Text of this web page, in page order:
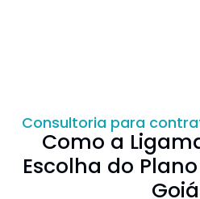
Consultoria para
Como a
Escolha do